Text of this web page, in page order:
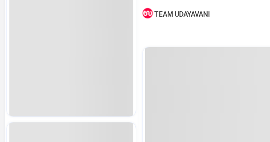
TEAM UDAYAVANI